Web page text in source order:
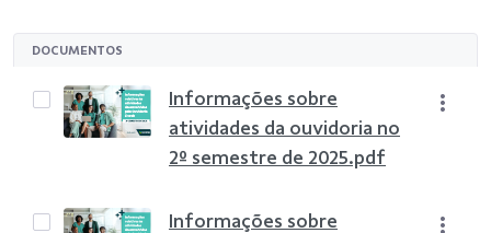
DOCUMENTOS
Informações sobre
atividades da ouvidoria no
2º semestre de 2025.pdf
Informações sobre